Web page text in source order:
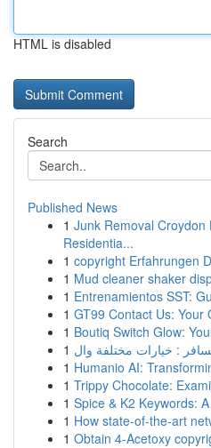
HTML is disabled
Search
Published News
1 Junk Removal Croydon
Residentia...
1 copyright Erfahrungen
1 Mud cleaner shaker
1 Entrenamientos SST:
1 GT99 Contact Us: Your
1 Boutiq Switch Glow:
1
1 Humanio AI:
1 Trippy Chocolate:
1 Spice & K2 Keywords:
1 How state-of-the-art
1 Obtain 4-Acetoxy